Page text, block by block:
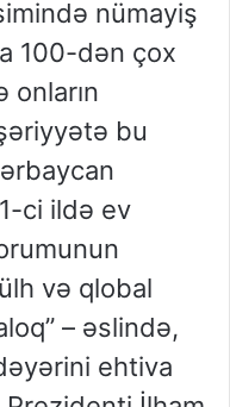
nümayiş
100-dən çox
onların
bu
ci ildə ev
və qlobal
– əslində,
ehtiva